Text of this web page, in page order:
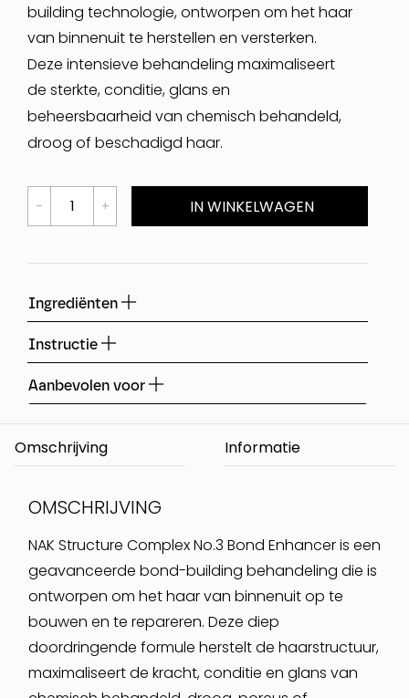
building technologie, ontworpen om het haar
van binnenuit te herstellen en versterken.
Deze intensieve behandeling maximaliseert
de sterkte, conditie, glans en
beheersbaarheid van chemisch behandeld,
droog of beschadigd haar.
Ingrediënten
Instructie
Aanbevolen voor
IN WINKELWAGEN
Omschrijving
OMSCHRIJVING
NAK Structure Complex No.3 Bond Enhancer is een
geavanceerde bond-building behandeling die is
ontworpen om het haar van binnenuit op te
bouwen en te repareren. Deze diep
doordringende formule herstelt de haarstructuur,
maximaliseert de kracht, conditie en glans van